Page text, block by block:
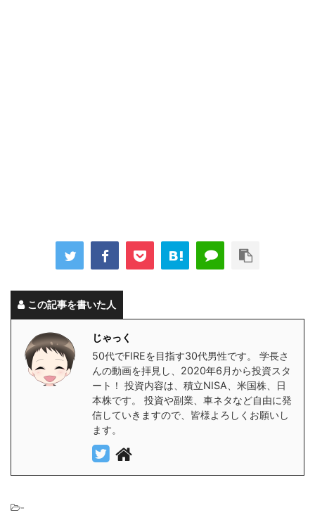
この記事を書いた人
じゃっく
50代でFIREを目指す30代男性です。 学長さ
んの動画を拝見し、2020年6月から投資スタ
ート！ 投資内容は、積立NISA、米国株、日
本株です。 投資や副業、車ネタなど自由に発
信していきますので、皆様よろしくお願いし
ます。
-